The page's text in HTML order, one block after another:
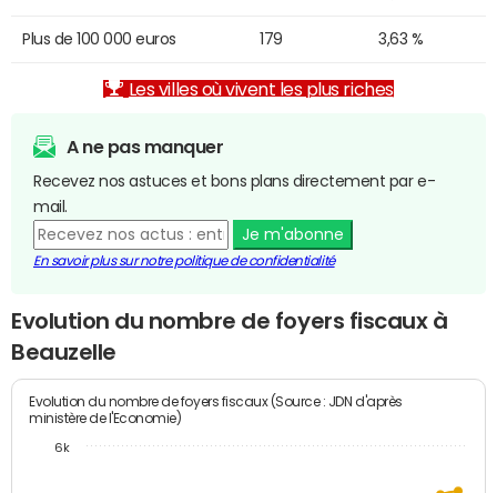
Plus de 100 000 euros 179 3,63 %
Les villes où vivent les plus riches
A ne pas manquer
Recevez nos astuces et bons plans directement par e-
mail.
Je m'abonne
En savoir plus sur notre politique de confidentialité
Evolution du nombre de foyers fiscaux à
Beauzelle
Evolution du nombre de foyers fiscaux (Source : JDN d'après
ministère de l'Economie)
6k